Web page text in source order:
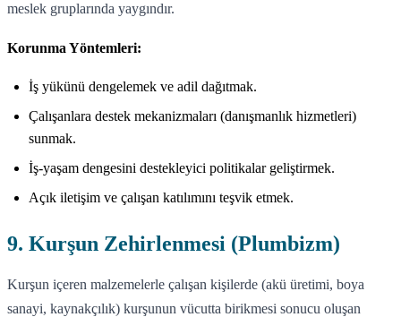
meslek gruplarında yaygındır.
Korunma Yöntemleri:
İş yükünü dengelemek ve adil dağıtmak.
Çalışanlara destek mekanizmaları (danışmanlık hizmetleri)
sunmak.
İş-yaşam dengesini destekleyici politikalar geliştirmek.
Açık iletişim ve çalışan katılımını teşvik etmek.
9. Kurşun Zehirlenmesi (Plumbizm)
Kurşun içeren malzemelerle çalışan kişilerde (akü üretimi, boya
sanayi, kaynakçılık) kurşunun vücutta birikmesi sonucu oluşan